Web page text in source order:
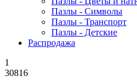
Пазлы - Символы
Пазлы - Транспорт
Пазлы - Детские
Распродажа
1
30816